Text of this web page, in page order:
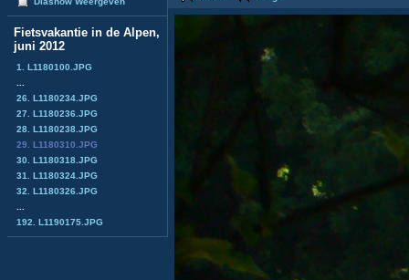
Fietsvakantie in de Alpen,
juni 2012
1. L1180100.JPG
26. L1180234.JPG
27. L1180236.JPG
28. L1180238.JPG
29. L1180310.JPG
30. L1180318.JPG
31. L1180324.JPG
32. L1180326.JPG
192. L1190175.JPG